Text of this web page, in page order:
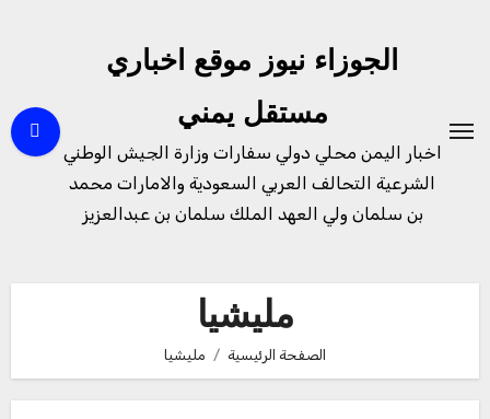
الجوزاء نيوز موقع اخباري
مستقل يمني
اخبار اليمن محلي دولي سفارات وزارة الجيش الوطني
الشرعية التحالف العربي السعودية والامارات محمد
بن سلمان ولي العهد الملك سلمان بن عبدالعزيز
مليشيا
الصفحة الرئيسية مليشيا